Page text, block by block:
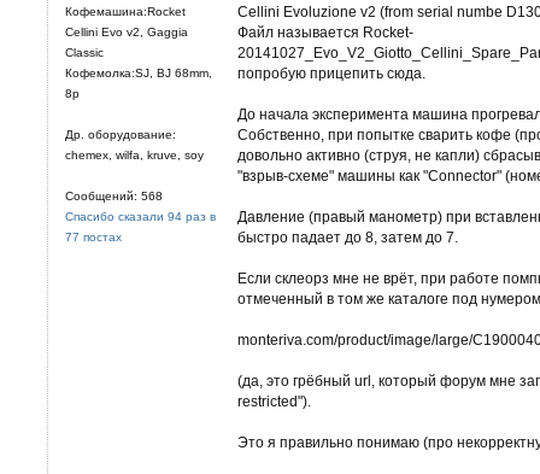
Кофемашина:Rocket
Cellini Evo v2, Gaggia
Classic
Кофемолка:SJ, BJ 68mm,
8р
Др. оборудование:
chemex, wilfa, kruve, soy
Сообщений: 568
Спасибо сказали 94 раз в
77 постах
Cellini Evoluzione v2 (from serial numbe
Файл называется Rocket-
попробую прицепить сюда.
До начала эксперимента машина
Собственно, при попытке сварить кофе
довольно активно (струя, не капли)
"взрыв-схеме" машины как "Connector"
Давление (правый манометр) при
быстро падает до 8, затем до 7.
Если склеорз мне не врёт, при работе
отмеченный в том же каталоге под
monteriva.com/product/image/large/
(да, это грёбный url, который форум мне
restricted").
Это я правильно понимаю (про